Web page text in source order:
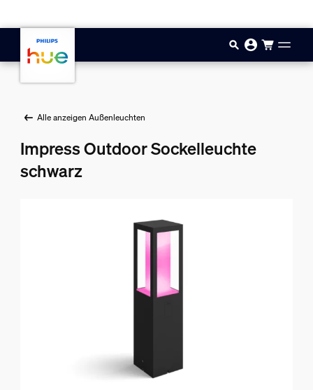
Alle anzeigen Außenleuchten
Impress Outdoor Sockelleuchte
schwarz